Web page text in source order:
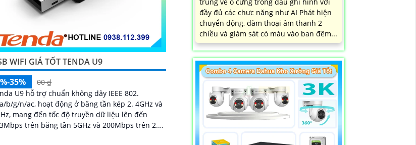
WIFI GIÁ TỐT TENDA U9
35%
00 ₫
U9 hỗ trợ chuẩn không dây IEEE 802.
b/g/n/ac, hoạt động ở băng tần kép 2. 4GHz và
mang đến tốc độ truyền dữ liệu lên đến
trên băng tần 5GHz và 200Mbps trên 2.
trung về ổ cứng trong đầu ghi hình với
đầy đủ các chưc năng như AI Phát hiện
chuyển động, đàm thoại âm thanh 2
chiều và giám sát có màu vào ban đêm...